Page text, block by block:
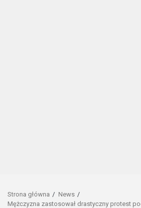
Strona główna
News
Mężczyzna zastosował drastyczny protest